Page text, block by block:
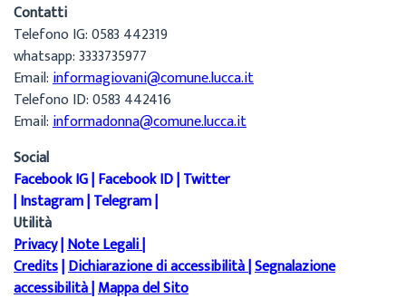
Contatti
Telefono IG: 0583 442319
whatsapp: 3333735977
Email:informagiovani@comune.lucca.it
Telefono ID: 0583 442416
Email:informadonna@comune.lucca.it
Social
Facebook IG|Facebook ID|Twitter
|Instagram|Telegram|
Utilità
Privacy|Note Legali|
Credits|Dichiarazione di accessibilità|Segnalazione
accessibilità|Mappa del Sito